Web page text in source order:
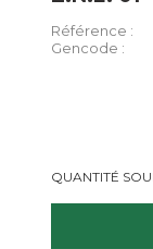
Référence :
Gencode :
QUANTITÉ